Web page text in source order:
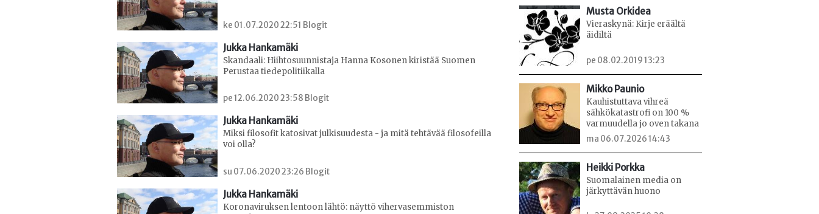
ke 01.07.2020 22:51 Blogit
Jukka Hankamäki
Skandaali: Hiihtosuunnistaja Hanna Kosonen kiristää Suomen
Perustaa tiedepolitiikalla
pe 12.06.2020 23:58 Blogit
Jukka Hankamäki
Miksi filosofit katosivat julkisuudesta - ja mitä tehtävää filosofeilla
voi olla?
su 07.06.2020 23:26 Blogit
Jukka Hankamäki
Koronaviruksen lentoon lähtö: näyttö vihervasemmiston
Musta Orkidea
Vieraskynä: Kirje eräältä
äidiltä
pe 08.02.2019 13:23
Mikko Paunio
Kauhistuttava vihreä
sähkökatastrofi on 100 %
varmuudella jo oven takana
ma 06.07.2026 14:43
Heikki Porkka
Suomalainen media on
järkyttävän huono